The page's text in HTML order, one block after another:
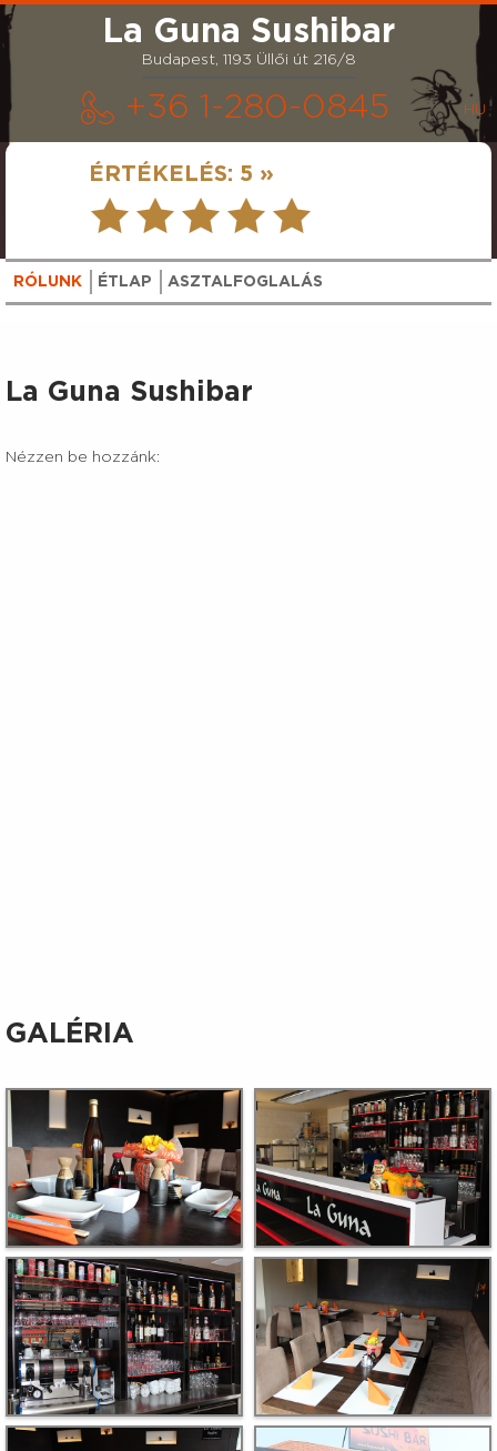
La Guna Sushibar
Budapest, 1193 Üllői út 216/8
+36 1-280-0845
ÉRTÉKELÉS: 5 »
RÓLUNK ÉTLAP ASZTALFOGLALÁS
La Guna Sushibar
Nézzen be hozzánk:
GALÉRIA